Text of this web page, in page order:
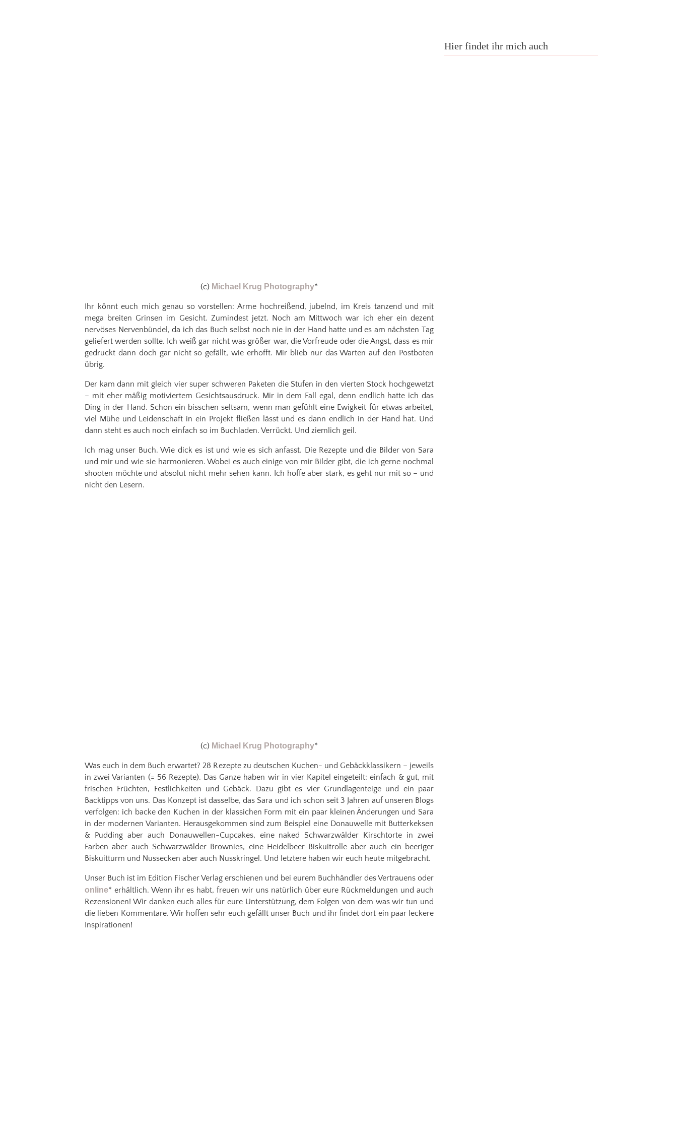
(c) Michael Krug Photography*
Ihr könnt euch mich genau so vorstellen: Arme hochreißend, jubelnd, im Kreis tanzend und mit
mega breiten Grinsen im Gesicht. Zumindest jetzt. Noch am Mittwoch war ich eher ein dezent
nervöses Nervenbündel, da ich das Buch selbst noch nie in der Hand hatte und es am nächsten Tag
geliefert werden sollte. Ich weiß gar nicht was größer war, die Vorfreude oder die Angst, dass es mir
gedruckt dann doch gar nicht so gefällt, wie erhofft. Mir blieb nur das Warten auf den Postboten
übrig.
Der kam dann mit gleich vier super schweren Paketen die Stufen in den vierten Stock hochgewetzt
– mit eher mäßig motiviertem Gesichtsausdruck. Mir in dem Fall egal, denn endlich hatte ich das
Ding in der Hand. Schon ein bisschen seltsam, wenn man gefühlt eine Ewigkeit für etwas arbeitet,
viel Mühe und Leidenschaft in ein Projekt fließen lässt und es dann endlich in der Hand hat. Und
dann steht es auch noch einfach so im Buchladen. Verrückt. Und ziemlich geil.
Ich mag unser Buch. Wie dick es ist und wie es sich anfasst. Die Rezepte und die Bilder von Sara
und mir und wie sie harmonieren. Wobei es auch einige von mir Bilder gibt, die ich gerne nochmal
shooten möchte und absolut nicht mehr sehen kann. Ich hoffe aber stark, es geht nur mit so – und
nicht den Lesern.
(c) Michael Krug Photography*
Was euch in dem Buch erwartet? 28 Rezepte zu deutschen Kuchen- und Gebäckklassikern – jeweils
in zwei Varianten (= 56 Rezepte). Das Ganze haben wir in vier Kapitel eingeteilt: einfach & gut, mit
frischen Früchten, Festlichkeiten und Gebäck. Dazu gibt es vier Grundlagenteige und ein paar
Backtipps von uns. Das Konzept ist dasselbe, das Sara und ich schon seit 3 Jahren auf unseren Blogs
verfolgen: ich backe den Kuchen in der klassichen Form mit ein paar kleinen Änderungen und Sara
in der modernen Varianten. Herausgekommen sind zum Beispiel eine Donauwelle mit Butterkeksen
& Pudding aber auch Donauwellen-Cupcakes, eine naked Schwarzwälder Kirschtorte in zwei
Farben aber auch Schwarzwälder Brownies, eine Heidelbeer-Biskuitrolle aber auch ein beeriger
Biskuitturm und Nussecken aber auch Nusskringel. Und letztere haben wir euch heute mitgebracht.
Unser Buch ist im Edition Fischer Verlag erschienen und bei eurem Buchhändler des Vertrauens oder
online* erhältlich. Wenn ihr es habt, freuen wir uns natürlich über eure Rückmeldungen und auch
Rezensionen! Wir danken euch alles für eure Unterstützung, dem Folgen von dem was wir tun und
die lieben Kommentare. Wir hoffen sehr euch gefällt unser Buch und ihr findet dort ein paar leckere
Inspirationen!
Hier findet ihr mich auch